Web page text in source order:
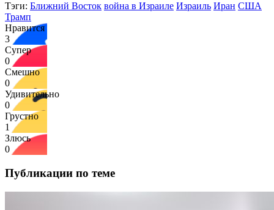
Тэги: Ближний Восток война в Израиле Израиль Иран США
Трамп
Нравится
3
Супер
0
Смешно
0
Удивительно
0
Грустно
1
Злюсь
0
Публикации по теме